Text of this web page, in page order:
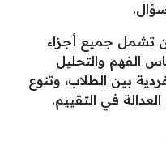
تشمل جميع أجزاء
الفهم والتحليل
بين الطلاب، وتنوع
في التقييم.